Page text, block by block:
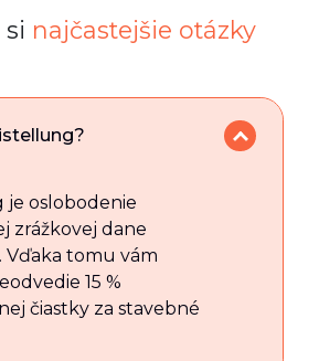
najčastejšie otázky
je oslobodenie
zrážkovej dane
Vďaka tomu vám
15 %
čiastky za stavebné